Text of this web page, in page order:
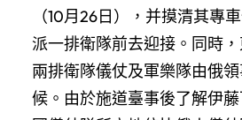
（10月26日），并摸清其專
派一排衛隊前去迎接。同時
兩排衛隊儀仗及軍樂隊由俄
候。由於施道臺事後了解伊